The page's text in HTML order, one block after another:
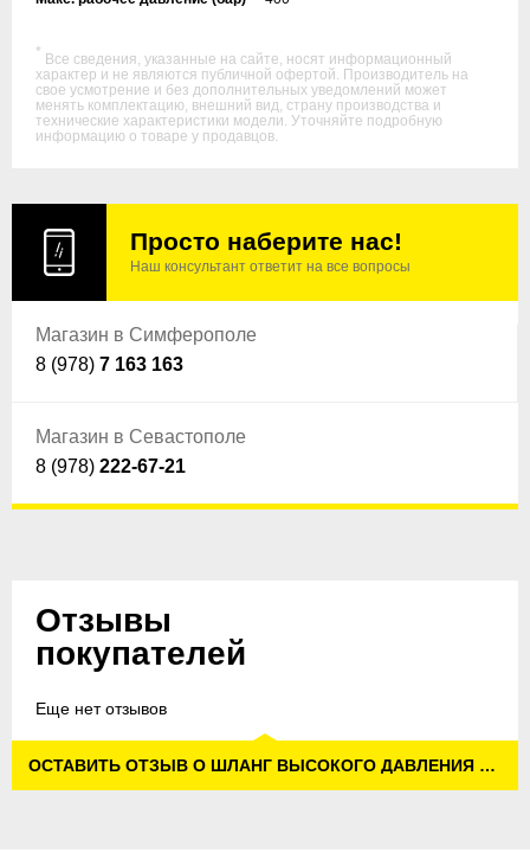
* Все сведения, указанные на сайте, носят информационный
характер и не являются публичной офертой. Производитель на
свое усмотрение и без дополнительных уведомлений может
менять комплектацию, внешний вид, страну производства и
технические характеристики модели. Уточняйте подробную
информацию о товаре у продавцов.
Просто наберите нас!
Наш консультант ответит на все вопросы
Магазин в Симферополе
8 (978) 7 163 163
Магазин в Севастополе
8 (978) 222-67-21
Отзывы
покупателей
Еще нет отзывов
ОСТАВИТЬ ОТЗЫВ О ШЛАНГ ВЫСОКОГО ДАВЛЕНИЯ LONGLIFE 400, 15 М, НД 8, С ВРАЩАЮЩЕЙСЯ МУФТОЙ